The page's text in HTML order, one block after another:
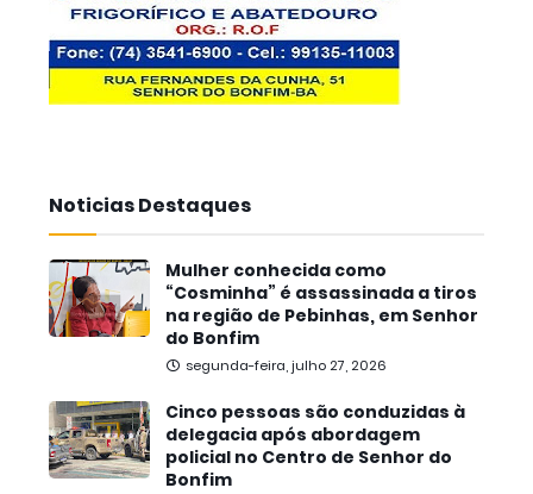
Noticias Destaques
Mulher conhecida como
“Cosminha” é assassinada a tiros
na região de Pebinhas, em Senhor
do Bonfim
segunda-feira, julho 27, 2026
Cinco pessoas são conduzidas à
delegacia após abordagem
policial no Centro de Senhor do
Bonfim